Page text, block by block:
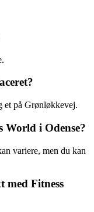
et på Grønløkkevej.
World i Odense?
variere, men du kan
med Fitness